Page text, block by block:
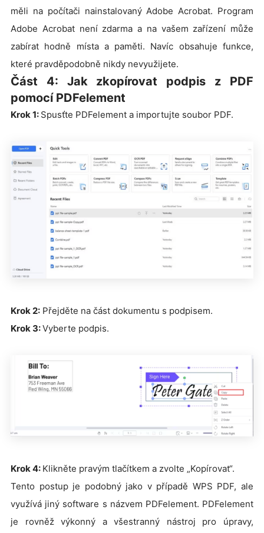
měli na počítači nainstalovaný Adobe Acrobat. Program
Adobe Acrobat není zdarma a na vašem zařízení může
zabírat hodně místa a paměti. Navíc obsahuje funkce,
které pravděpodobně nikdy nevyužijete.
Část 4: Jak zkopírovat podpis z PDF
pomocí PDFelement
Krok 1: Spusťte PDFelement a importujte soubor PDF.
Krok 2: Přejděte na část dokumentu s podpisem.
Krok 3:Vyberte podpis.
Krok 4: Klikněte pravým tlačítkem a zvolte „Kopírovat“.
Tento postup je podobný jako v případě WPS PDF, ale
využívá jiný software s názvem PDFelement. PDFelement
je rovněž výkonný a všestranný nástroj pro úpravy,